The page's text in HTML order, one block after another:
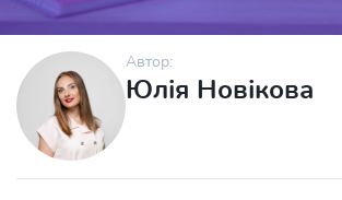
Автор:
Юлія Новікова